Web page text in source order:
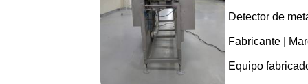
Detector de
Fabricante |
Equipo